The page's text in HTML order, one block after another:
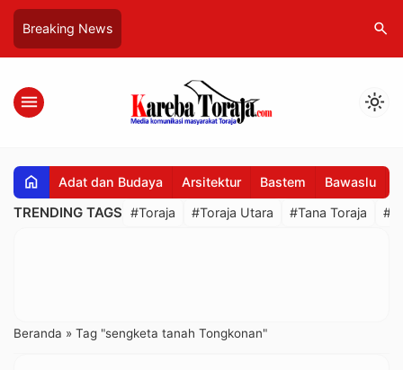
Breaking News search
menu light_mode
home Adat dan Budaya Arsitektur Bastem Bawaslu
TRENDING TAGS #Toraja #Toraja Utara #Tana Toraja
Beranda » Tag "sengketa tanah Tongkonan"